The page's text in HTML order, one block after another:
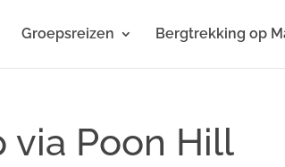
Groepsreizen Bergtrekking op
via Poon Hill